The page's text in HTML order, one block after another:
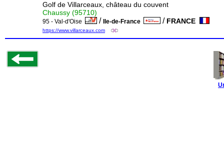
Golf de Villarceaux, château du couvent
Chaussy (95710)
95 - Val-d'Oise / Ile-de-France / FRANCE
https://www.villarceaux.com